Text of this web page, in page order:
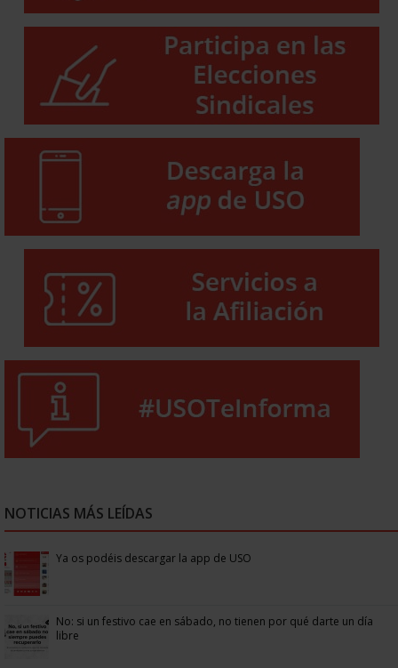
NOTICIAS MÁS LEÍDAS
Ya os podéis descargar la app de USO
No: si un festivo cae en sábado, no tienen por qué darte un día
libre